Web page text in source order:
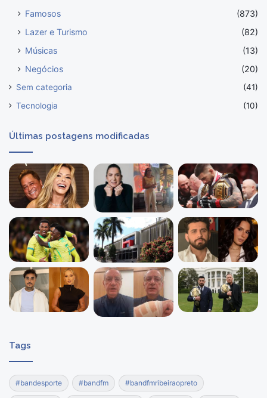
Famosos
(873)
Lazer e Turismo
(82)
Músicas
(13)
Negócios
(20)
Sem categoria
(41)
Tecnologia
(10)
Últimas postagens modificadas
Tags
#bandesporte #bandfm #bandfmribeiraopreto